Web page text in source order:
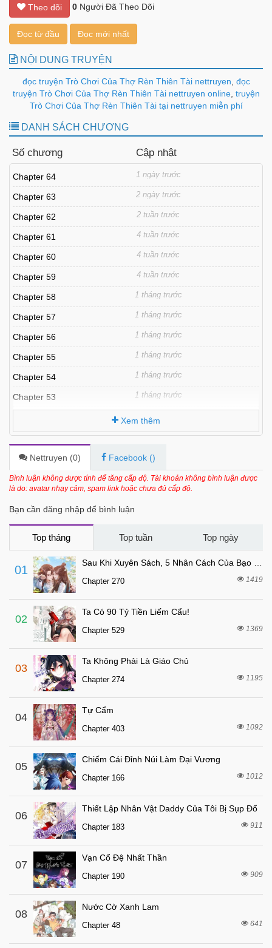
Theo dõi 0 Người Đã Theo Dõi
Đọc từ đầu Đọc mới nhất
NỘI DUNG TRUYỆN
đọc truyện Trò Chơi Của Thợ Rèn Thiên Tài nettruyen đọc
truyện Trò Chơi Của Thợ Rèn Thiên Tài nettruyen online, truyện
Trò Chơi Của Thợ Rèn Thiên Tài tại nettruyen miễn phí
DANH SÁCH CHƯƠNG
Số chương Cập nhật
Chapter 64 1 ngày trước
Chapter 63 2 ngày trước
Chapter 62 2 tuần trước
Chapter 61 4 tuần trước
Chapter 60 4 tuần trước
Chapter 59 4 tuần trước
Chapter 58 1 tháng trước
Chapter 57 1 tháng trước
Chapter 56 1 tháng trước
Chapter 55 1 tháng trước
Chapter 54 1 tháng trước
Chapter 53 1 tháng trước
Chapter 51 3 tháng trước
Chapter 50 3 tháng trước
Chapter 49 3 tháng trước
3 tháng trước
Chapter 46 4 tháng trước
Chapter 45
Chapter 44
Chapter 43
Chapter 42 5 tháng trước
Chapter 41
Chapter 40
Chapter 39
Chapter 38
Chapter 37
Chapter 36
Chapter 35 6 tháng trước
Chapter 34
Chapter 33 7 tháng trước
Chapter 32 7 tháng trước
Chapter 31
Chapter 30 7 tháng trước
Chapter 29
Chapter 28 7 tháng trước
Chapter 27
Chapter 26
Xem thêm
Nettruyen (0) Facebook ()
Bình luận không được tính để tăng cấp độ. Tài khoản không bình luận được
là do: avatar nhạy cảm, spam link hoặc chưa đủ cấp độ.
Bạn cần đăng nhập để bình luận
Top tháng Top tuần Top ngày
01
Chapter 270 1419
02
Ta Có 90 Tỷ Tiền Liếm Cẩu!
Chapter 529 1369
03
Ta Không Phải Là Giáo Chủ
Chapter 274 1195
04
Tự Cẩm
Chapter 403 1092
05
Chiếm Cái Đỉnh Núi Làm Đại Vương
Chapter 166 1012
06
Thiết Lập Nhân Vật Daddy Của Tôi Bị Sụp Đổ
Chapter 183 911
07
Vạn Cổ Đệ Nhất Thần
Chapter 190 909
08
Nước Cờ Xanh Lam
Chapter 48 641